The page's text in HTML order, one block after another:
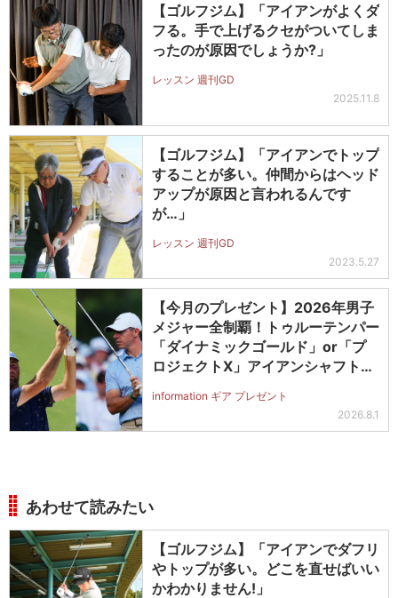
【ゴルフジム】「アイアンがよくダ
フる。手で上げるクセがついてしま
ったのが原因でしょうか?」
レッスン 週刊GD
2025.11.8
【ゴルフジム】「アイアンでトップ
することが多い。仲間からはヘッド
アップが原因と言われるんです
が…」
レッスン 週刊GD
2023.5.27
【今月のプレゼント】2026年男子
メジャー全制覇！トゥルーテンパー
「ダイナミックゴールド」or「プ
ロジェクトX」アイアンシャフト
ットを抽選で2名に！
information ギア プレゼント
2026.8.1
あわせて読みたい
【ゴルフジム】「アイアンでダフリ
やトップが多い。どこを直せばいい
かわかりません!」